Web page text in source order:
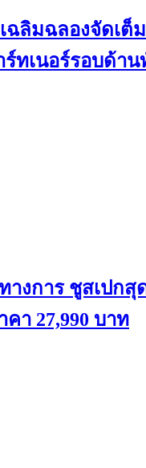
ฉลิมฉลองจัดเ
ทเนอร์รอบด้า
างการ ชูสเปก
า 27,990 บาท